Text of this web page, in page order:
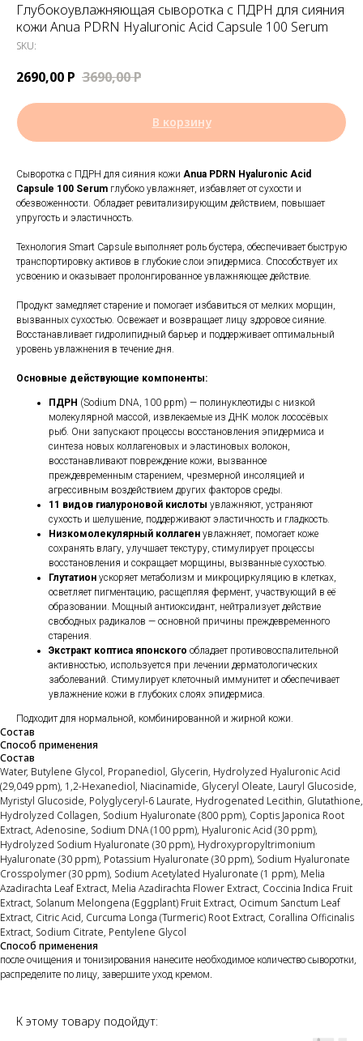
Глубокоувлажняющая сыворотка с ПДРН для сияния
кожи Anua PDRN Hyaluronic Acid Capsule 100 Serum
SKU:
2690,00 Р 3690,00Р
В корзину
Сыворотка с ПДРН для сияния кожи Anua PDRN Hyaluronic Acid
Capsule 100 Serum глубоко увлажняет, избавляет от сухости и
обезвоженности. Обладает ревитализирующим действием, повышает
упругость и эластичность.
Технология Smart Capsule выполняет роль бустера, обеспечивает быструю
транспортировку активов в глубокие слои эпидермиса. Способствует их
усвоению и оказывает пролонгированное увлажняющее действие.
Продукт замедляет старение и помогает избавиться от мелких морщин,
вызванных сухостью. Освежает и возвращает лицу здоровое сияние.
Восстанавливает гидролипидный барьер и поддерживает оптимальный
уровень увлажнения в течение дня.
Основные действующие компоненты:
ПДРН (Sodium DNA, 100 ppm) — полинуклеотиды с низкой
молекулярной массой, извлекаемые из ДНК молок лососёвых
рыб. Они запускают процессы восстановления эпидермиса и
синтеза новых коллагеновых и эластиновых волокон,
восстанавливают повреждение кожи, вызванное
преждевременным старением, чрезмерной инсоляцией и
агрессивным воздействием других факторов среды.
11 видов гиалуроновой кислоты увлажняют, устраняют
сухость и шелушение, поддерживают эластичность и гладкость.
Низкомолекулярный коллаген увлажняет, помогает коже
сохранять влагу, улучшает текстуру, стимулирует процессы
восстановления и сокращает морщины, вызванные сухостью.
Глутатион ускоряет метаболизм и микроциркуляцию в клетках,
осветляет пигментацию, расщепляя фермент, участвующий в её
образовании. Мощный антиоксидант, нейтрализует действие
свободных радикалов — основной причины преждевременного
старения.
Экстракт коптиса японского обладает противовоспалительной
активностью, используется при лечении дерматологических
заболеваний. Стимулирует клеточный иммунитет и обеспечивает
увлажнение кожи в глубоких слоях эпидермиса.
Подходит для нормальной, комбинированной и жирной кожи.
Состав
Способ применения
Состав
Water, Butylene Glycol, Propanediol, Glycerin, Hydrolyzed Hyaluronic Acid
(29,049 ppm), 1,2-Hexanediol, Niacinamide, Glyceryl Oleate, Lauryl Glucoside,
Myristyl Glucoside, Polyglyceryl-6 Laurate, Hydrogenated Lecithin, Glutathione,
Hydrolyzed Collagen, Sodium Hyaluronate (800 ppm), Coptis Japonica Root
Extract, Adenosine, Sodium DNA (100 ppm), Hyaluronic Acid (30 ppm),
Hydrolyzed Sodium Hyaluronate (30 ppm), Hydroxypropyltrimonium
Hyaluronate (30 ppm), Potassium Hyaluronate (30 ppm), Sodium Hyaluronate
Crosspolymer (30 ppm), Sodium Acetylated Hyaluronate (1 ppm), Melia
Azadirachta Leaf Extract, Melia Azadirachta Flower Extract, Coccinia Indica Fruit
Extract, Solanum Melongena (Eggplant) Fruit Extract, Ocimum Sanctum Leaf
Extract, Citric Acid, Curcuma Longa (Turmeric) Root Extract, Corallina Officinalis
Extract, Sodium Citrate, Pentylene Glycol
Способ применения
после очищения и тонизирования нанесите необходимое количество сыворотки,
распределите по лицу, завершите уход кремом.
К этому товару подойдут: